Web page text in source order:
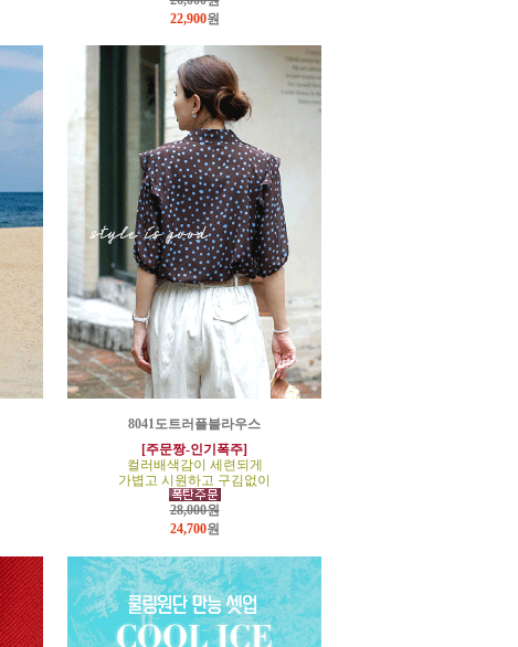
22,900원
8041도트러플블라우스
[주문짱-인기폭주]
컬러배색감이 세련되게
가볍고 시원하고 구김없이
28,000원
24,700원